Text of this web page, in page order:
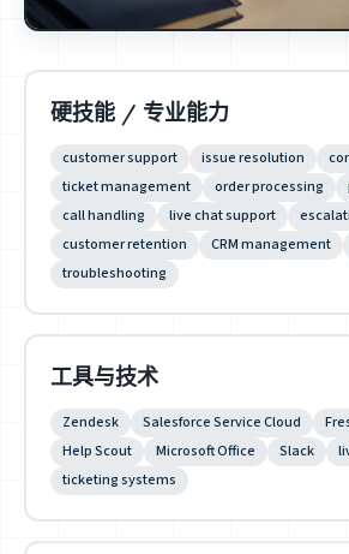
硬技能 / 专业能力
customer support issue resolution
ticket management
order processing
call handling
live chat support
customer retention
CRM management
troubleshooting
工具与技术
Zendesk Salesforce Service Cloud
Help Scout
Microsoft Office Slack
ticketing systems